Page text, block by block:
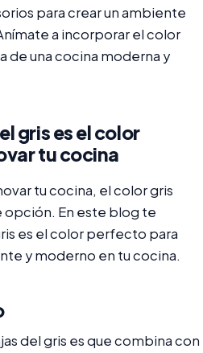
para crear un ambiente
a incorporar el color
de una cocina moderna y
gris es el color
tu cocina
tu cocina, el color gris
opción. En este blog te
es el color perfecto para
y moderno en tu cocina.
del gris es que combina con